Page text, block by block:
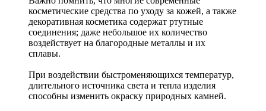
косметические средства по уходу за кожей, а также
декоративная косметика содержат ртутные
соединения; даже небольшое их количество
воздействует на благородные металлы и их
сплавы.
При воздействии быстроменяющихся температур,
длительного источника света и тепла изделия
способны изменить окраску природных камней.